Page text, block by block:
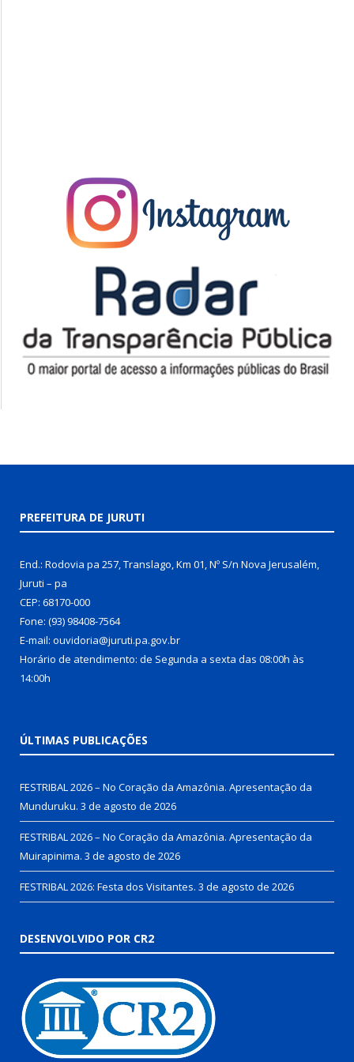
PREFEITURA DE JURUTI
End.: Rodovia pa 257, Translago, Km 01, Nº S/n Nova Jerusalém,
Juruti – pa
CEP: 68170-000
Fone: (93) 98408-7564
E-mail: ouvidoria@juruti.pa.gov.br
Horário de atendimento: de Segunda a sexta das 08:00h às
14:00h
ÚLTIMAS PUBLICAÇÕES
FESTRIBAL 2026 – No Coração da Amazônia. Apresentação da
Munduruku. 3 de agosto de 2026
FESTRIBAL 2026 – No Coração da Amazônia. Apresentação da
Muirapinima. 3 de agosto de 2026
FESTRIBAL 2026: Festa dos Visitantes. 3 de agosto de 2026
DESENVOLVIDO POR CR2